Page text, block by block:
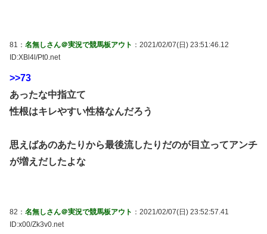
81： 名無しさん＠実況で競馬板アウト ：2021/02/07(日) 23:51:46.12
ID:XBl4l/Pt0.net
>>73
あったな中指立て
性根はキレやすい性格なんだろう
思えばあのあたりから最後流したりだのが目立ってアンチ
が増えだしたよな
82： 名無しさん＠実況で競馬板アウト ：2021/02/07(日) 23:52:57.41
ID:x00/Zk3v0.net